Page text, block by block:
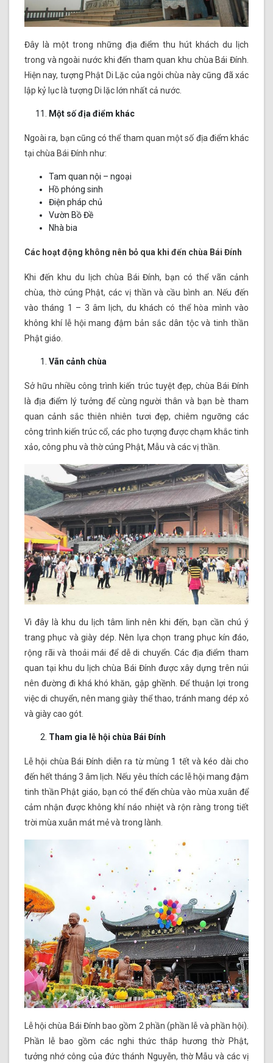
Đây là một trong những địa điểm thu hút khách du lịch
trong và ngoài nước khi đến tham quan khu chùa Bái Đính.
Hiện nay, tượng Phật Di Lặc của ngôi chùa này cũng đã xác
lập kỷ lục là tượng Di lặc lớn nhất cả nước.
Một số địa điểm khác
Ngoài ra, bạn cũng có thể tham quan một số địa điểm khác
tại chùa Bái Đính như:
Tam quan nội – ngoại
Hồ phóng sinh
Điện pháp chủ
Vườn Bồ Đề
Nhà bia
Các hoạt động không nên bỏ qua khi đến chùa Bái Đính
Khi đến khu du lịch chùa Bái Đính, bạn có thể vãn cảnh
chùa, thờ cúng Phật, các vị thần và cầu bình an. Nếu đến
vào tháng 1 – 3 âm lịch, du khách có thể hòa mình vào
không khí lễ hội mang đậm bản sắc dân tộc và tinh thần
Phật giáo.
Vãn cảnh chùa
Sở hữu nhiều công trình kiến trúc tuyệt đẹp, chùa Bái Đính
là địa điểm lý tưởng để cùng người thân và bạn bè tham
quan cảnh sắc thiên nhiên tươi đẹp, chiêm ngưỡng các
công trình kiến trúc cổ, các pho tượng được chạm khắc tinh
xảo, công phu và thờ cúng Phật, Mẫu và các vị thần.
Vì đây là khu du lịch tâm linh nên khi đến, bạn cần chú ý
trang phục và giày dép. Nên lựa chọn trang phục kín đáo,
rộng rãi và thoải mái để dễ di chuyển. Các địa điểm tham
quan tại khu du lịch chùa Bái Đính được xây dựng trên núi
nên đường đi khá khó khăn, gập ghềnh. Để thuận lợi trong
việc di chuyển, nên mang giày thể thao, tránh mang dép xỏ
và giày cao gót.
Tham gia lễ hội chùa Bái Đính
Lễ hội chùa Bái Đính diễn ra từ mùng 1 tết và kéo dài cho
đến hết tháng 3 âm lịch. Nếu yêu thích các lễ hội mang đậm
tinh thần Phật giáo, bạn có thể đến chùa vào mùa xuân để
cảm nhận được không khí náo nhiệt và rộn ràng trong tiết
trời mùa xuân mát mẻ và trong lành.
Lễ hội chùa Bái Đính bao gồm 2 phần (phần lễ và phần hội).
Phần lễ bao gồm các nghi thức thắp hương thờ Phật,
tưởng nhớ công của đức thánh Nguyễn, thờ Mẫu và các vị